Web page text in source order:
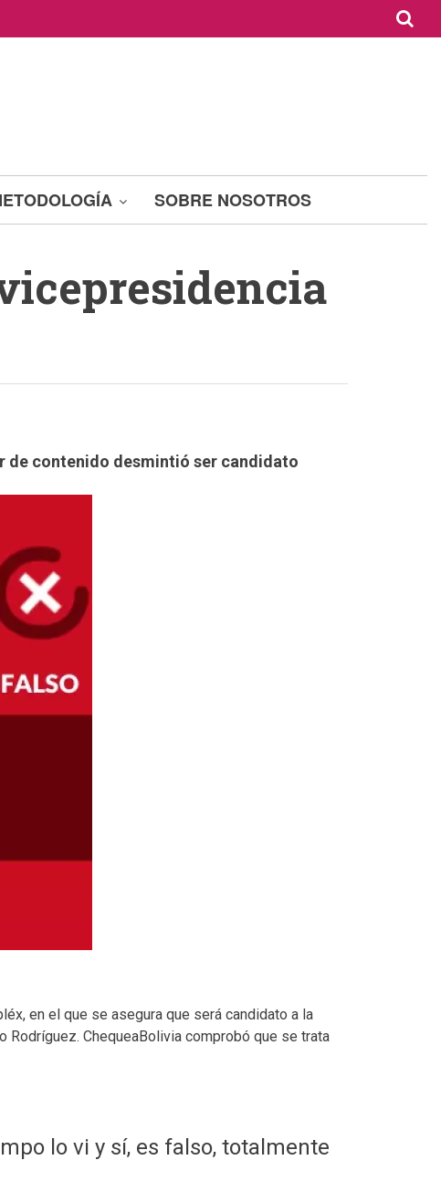
SOBRE NOSOTROS
de contenido desmintió ser candidato
en el que se asegura que será candidato a la
ChequeaBolivia comprobó que se trata
lo vi y sí, es falso, totalmente